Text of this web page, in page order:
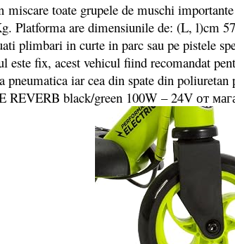
toate grupele de muschi
Platforma are dimensiunile de: (L, l)cm
plimbari in curte in parc sau pe pistele
este fix, acest vehicul fiind recomandat
iar cea din spate din poliuretan